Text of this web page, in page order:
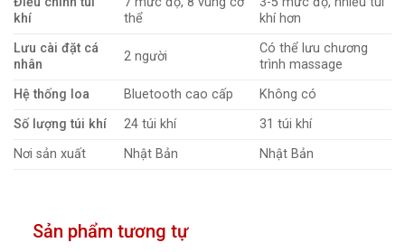
khí
thể
khí hơn
Lưu cài đặt cá
nhân
2 người
Có thể lưu chương
trình massage
Hệ thống loa
Bluetooth cao cấp
Không có
Số lượng túi khí
24 túi khí
31 túi khí
Nơi sản xuất
Nhật Bản Nhật Bản
Sản phẩm tương tự